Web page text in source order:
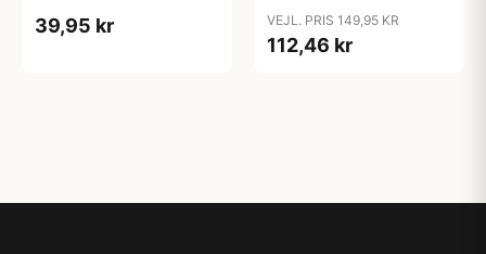
39,95 kr VEJL. PRIS 149,95 KR
112,46 kr